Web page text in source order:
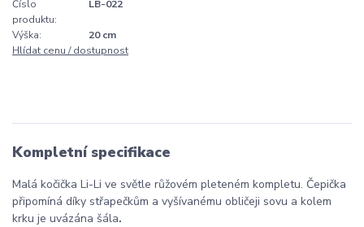
Číslo
produktu:
LB-022
Výška:
20 cm
Hlídat cenu / dostupnost
Kompletní specifikace
Malá kočička Li-Li ve světle růžovém pleteném kompletu. Čepička
připomíná díky střapečkům a vyšívanému obličeji sovu a kolem
krku je uvázána šála.